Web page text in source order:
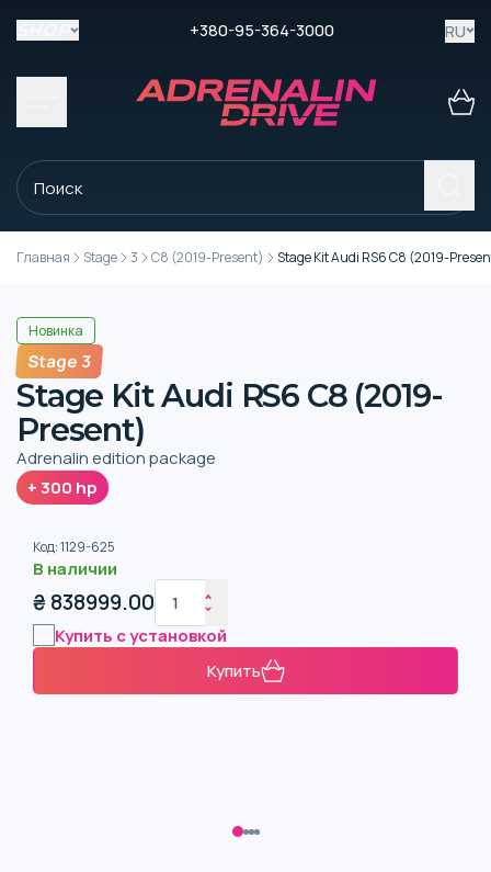
+380-95-364-3000 RU
Главная Stage 3 C8 (2019-Present) Stage Kit Audi RS6 C8 (2019-
Новинка
Stage 3
Stage Kit Audi RS6 C8 (2019-
Present)
Adrenalin edition package
+300 hp
Код:1129-625
В наличии
₴ 838999.00
Купить с установкой
Купить